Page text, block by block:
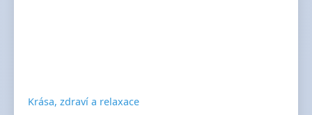
Krása, zdraví a relaxace